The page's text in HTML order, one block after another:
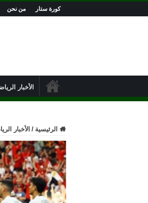
كورة ستار من نحن
الأخبار
الرئيسية / الأخبار